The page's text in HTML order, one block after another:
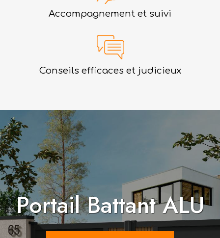
Accompagnement et suivi
Conseils efficaces et judicieux
Portail Battant ALU